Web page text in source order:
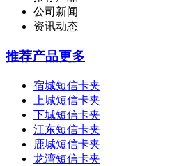
公司新闻
资讯动态
推荐产品更多
宿城短信卡夹
上城短信卡夹
下城短信卡夹
江东短信卡夹
鹿城短信卡夹
龙湾短信卡夹